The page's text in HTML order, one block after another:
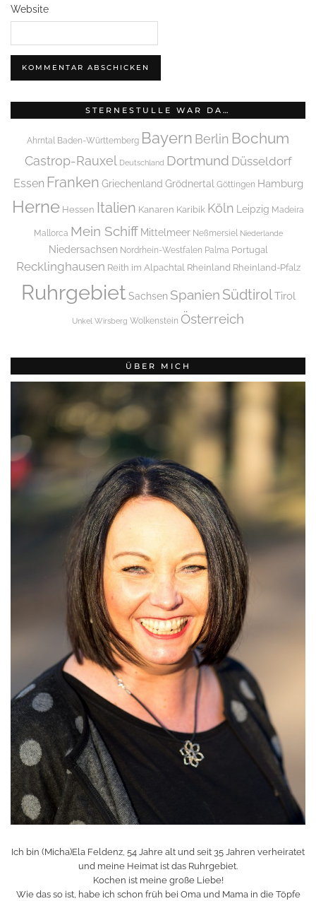
Website
STERNESTULLE WAR DA…
Ahrntal Baden-Württemberg Bayern Berlin Bochum
Castrop-Rauxel Deutschland Dortmund Düsseldorf
Essen Franken Griechenland Grödnertal Göttingen Hamburg
Herne Hessen Italien Kanaren Karibik Köln Leipzig Madeira
Mallorca Mein Schiff Mittelmeer Neßmersiel Niederlande
Niedersachsen Nordrhein-Westfalen Palma Portugal
Recklinghausen Reith im Alpachtal Rheinland Rheinland-Pfalz
Ruhrgebiet Sachsen Spanien SüdtirolTirol
Unkel Wirsberg Wolkenstein Österreich
ÜBER MICH
Ich bin (Micha)Ela Feldenz, 54 Jahre alt und seit 35 Jahren verheiratet
und meine Heimat ist das Ruhrgebiet.
Kochen ist meine große Liebe!
Wie das so ist, habe ich schon früh bei Oma und Mama in die Töpfe